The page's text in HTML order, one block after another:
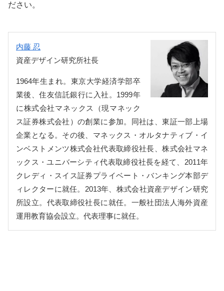
ださい。
内藤 忍
資産デザイン研究所社長
1964年生まれ。東京大学経済学部卒
業後、住友信託銀行に入社。1999年
に株式会社マネックス（現マネック
ス証券株式会社）の創業に参加。同社は、東証一部上場
企業となる。その後、マネックス・オルタナティブ・イ
ンベストメンツ株式会社代表取締役社長、株式会社マネ
ックス・ユニバーシティ代表取締役社長を経て、2011年
クレディ・スイス証券プライベート・バンキング本部デ
ィレクターに就任。2013年、株式会社資産デザイン研究
所設立。代表取締役社長に就任。一般社団法人海外資産
運用教育協会設立。代表理事に就任。